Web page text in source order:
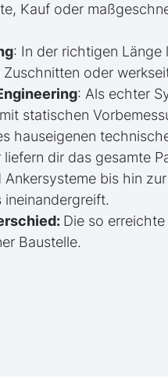
Kauf oder
: In der richtigen
oder
: Als echter
statischen
hauseigenen
liefern dir das gesamte
bis hin
ineinandergreift.
Die so
Baustelle.